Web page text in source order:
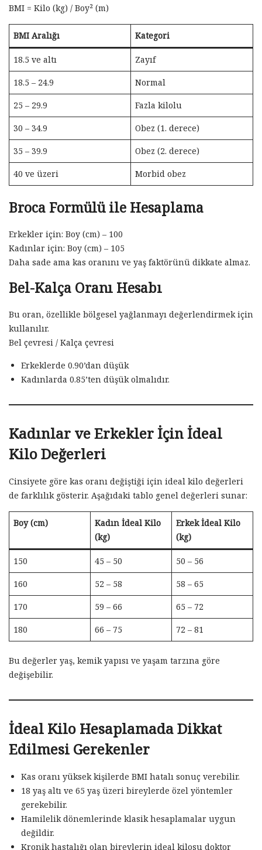
BMI = Kilo (kg) / Boy² (m)
BMI Aralığı Kategori
18.5 ve altı Zayıf
18.5 – 24.9 Normal
25 – 29.9 Fazla kilolu
30 – 34.9 Obez (1. derece)
35 – 39.9 Obez (2. derece)
40 ve üzeri Morbid obez
Broca Formülü ile Hesaplama
Erkekler için: Boy (cm) – 100
Kadınlar için: Boy (cm) – 105
Daha sade ama kas oranını ve yaş faktörünü dikkate almaz.
Bel-Kalça Oranı Hesabı
Bu oran, özellikle bölgesel yağlanmayı değerlendirmek için
kullanılır.
Bel çevresi / Kalça çevresi
Erkeklerde 0.90’dan düşük
Kadınlarda 0.85’ten düşük olmalıdır.
Kadınlar ve Erkekler İçin İdeal
Kilo Değerleri
Cinsiyete göre kas oranı değiştiği için ideal kilo değerleri
de farklılık gösterir. Aşağıdaki tablo genel değerleri sunar:
Boy (cm)
Kadın İdeal Kilo
(kg)
Erkek İdeal Kilo
(kg)
150 45 – 50 50 – 56
160 52 – 58 58 – 65
170 59 – 66 65 – 72
180 66 – 75 72 – 81
Bu değerler yaş, kemik yapısı ve yaşam tarzına göre
değişebilir.
İdeal Kilo Hesaplamada Dikkat
Edilmesi Gerekenler
Kas oranı yüksek kişilerde BMI hatalı sonuç verebilir.
18 yaş altı ve 65 yaş üzeri bireylerde özel yöntemler
gerekebilir.
Hamilelik dönemlerinde klasik hesaplamalar uygun
değildir.
Kronik hastalığı olan bireylerin ideal kilosu doktor